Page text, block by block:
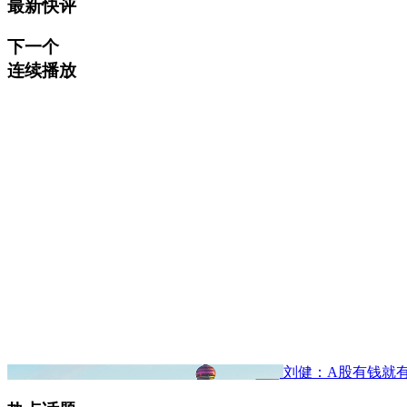
最新快评
下一个
连续播放
刘健：A股有钱就